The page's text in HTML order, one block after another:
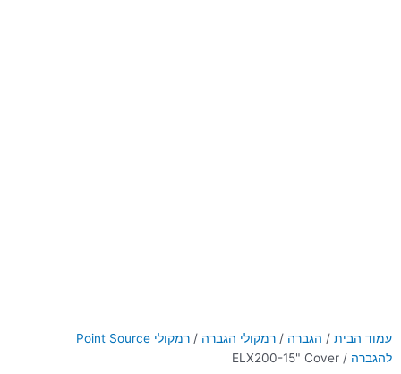
עמוד הבית / הגברה / רמקולי הגברה /
רמקולי Point Source
להגברה / ELX200-15" Cover